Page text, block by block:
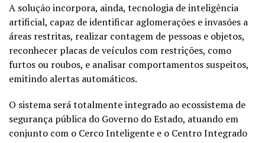
A solução incorpora, ainda, tecnologia de inteligência
artificial, capaz de identificar aglomerações e invasões a
áreas restritas, realizar contagem de pessoas e objetos,
reconhecer placas de veículos com restrições, como
furtos ou roubos, e analisar comportamentos suspeitos,
emitindo alertas automáticos.
O sistema será totalmente integrado ao ecossistema de
segurança pública do Governo do Estado, atuando em
conjunto com o Cerco Inteligente e o Centro Integrado